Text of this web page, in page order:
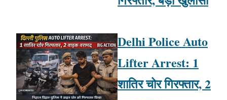
Delhi Police Auto
Lifter Arrest: 1
शातिर चोर गिरफ्तार, 2